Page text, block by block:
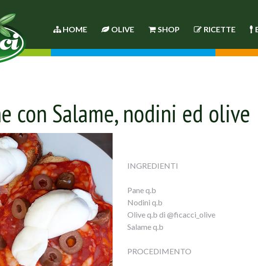
HOME OLIVE SHOP RICETTE
con Salame, nodini ed olive
INGREDIENTI
Pane q.b
Nodini q.b
Olive q.b di @ficacci_olive
Salame q.b
PROCEDIMENTO